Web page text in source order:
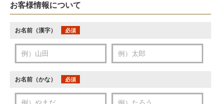
お客様情報について
お名前（漢字） 必須
お名前（かな） 必須